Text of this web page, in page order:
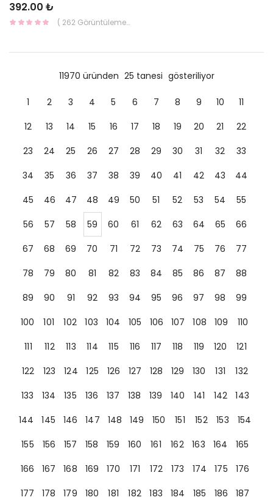
392.00 ₺
( 262 Görüntüleme )
11970 üründen 25 tanesi gösteriliyor
1 2 3 4 5 6 7 8 9 10
11
12
13 14 15 16 17 18 19 20 21
22
23
24 25 26 27 28 29 30 31 32
33
34
35 36 37 38 39 40 41 42 43
44
45
46 47 48 49 50 51 52 53 54
55
56
57 58 59 60 61 62 63 64 65
66
67
68 69 70 71 72 73 74 75 76
77
78
79 80 81 82 83 84 85 86 87
88
89
90 91 92 93 94 95 96 97 98
99
100
101 102 103 104 105 106 107 108 109
110
111
112 113 114 115 116 117 118 119 120
121
122
123 124 125 126 127 128 129 130 131
132
133
134 135 136 137 138 139 140 141 142
143
144
145 146 147 148 149 150 151 152 153
154
155
156 157 158 159 160 161 162 163 164
165
166
167 168 169 170 171 172 173 174 175
176
177
178 179 180 181 182 183 184 185 186
187